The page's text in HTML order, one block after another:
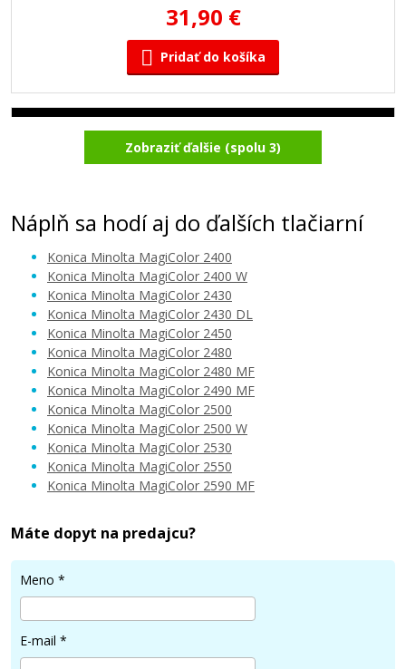
31,90 €
Pridať do košíka
Minolta P1710589004 (Čierny)
53,90 €
Pridať do košíka
Zobraziť ďalšie (spolu 3)
Náplň sa hodí aj do ďalších tlačiarní
Konica Minolta MagiColor 2400
Konica Minolta MagiColor 2400 W
Konica Minolta MagiColor 2430
Konica Minolta MagiColor 2430 DL
Konica Minolta MagiColor 2450
Konica Minolta MagiColor 2480
Konica Minolta MagiColor 2480 MF
Konica Minolta MagiColor 2490 MF
Konica Minolta MagiColor 2500
Konica Minolta MagiColor 2500 W
Konica Minolta MagiColor 2530
Konica Minolta MagiColor 2550
Konica Minolta MagiColor 2590 MF
Máte dopyt na predajcu?
Meno *
E-mail *